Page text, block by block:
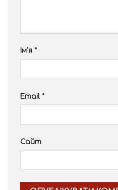
Ім'я *
Email *
Сайт